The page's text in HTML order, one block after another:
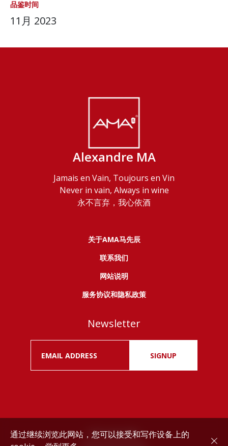
品鉴时间
11月 2023
Alexandre MA
Jamais en Vain, Toujours en Vin
Never in vain, Always in wine
永不言弃，我心依酒
关于AMA马先辰
联系我们
网站说明
服务协议和隐私政策
Newsletter
SIGNUP
Drink responsibly.
通过继续浏览此网站，您可以接受和写作设备上的